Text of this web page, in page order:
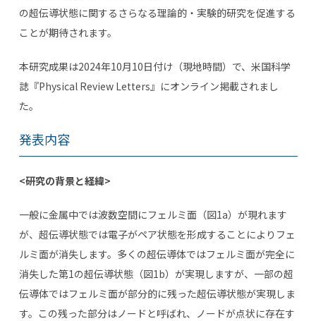
の超伝導状態に関するさらなる理論的・実験的研究を促進する
ことが期待されます。
本研究成果は2024年10月10日付け（現地時間）で、米国科学
誌『Physical Review Letters 』にオンライン掲載されまし
た。
発表内容
<研究の背景と経緯>
一般に金属中では波数空間にフェルミ面（図1a）が現れます
が、超伝導状態では電子がペア状態を形成することによりフェ
ルミ面が消失します。多くの超伝導体ではフェルミ面が完全に
消失した第1の超伝導状態（図1b）が実現しますが、一部の超
伝導体ではフェルミ面が部分的に残った超伝導状態が実現しま
す。この残った部分はノードと呼ばれ、ノードが点状に存在す